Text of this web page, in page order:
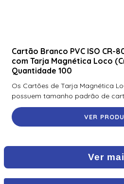
Cartão Branco PVC ISO CR-
com Tarja Magnética Loco
Quantidade 100
Os Cartões de Tarja Magnética
possuem tamanho padrão de
VER
Ver